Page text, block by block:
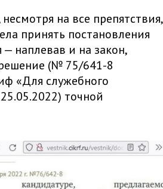
на все препятствия,
принять постановления
наплевав и на закон,
(№ 75/641-8
«Для служебного
точной